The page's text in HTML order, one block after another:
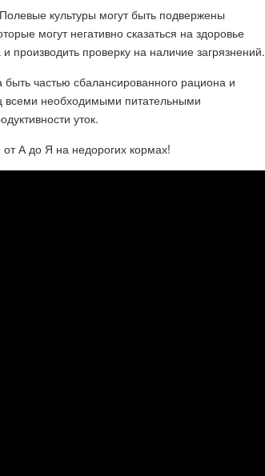
культуры могут быть подвержены
могут негативно сказаться на здоровье
производить проверку на наличие загрязнений.
частью сбалансированного рациона и
всеми необходимыми питательными
уток.
А до Я на недорогих кормах!